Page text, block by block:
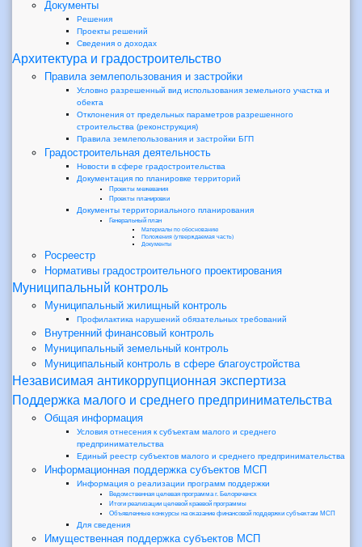
Документы
Решения
Проекты решений
Сведения о доходах
Архитектура и градостроительство
Правила землепользования и застройки
Условно разрешенный вид использования земельного участка и
обекта
Отклонения от предельных параметров разрешенного
строительства (реконструкция)
Правила землепользования и застройки БГП
Градостроительная деятельность
Новости в сфере градостроительства
Документация по планировке территорий
Проекты межевания
Проекты планировки
Документы территориального планирования
Генеральный план
Материалы по обоснованию
Положения (утверждаемая часть)
Документы
Росреестр
Нормативы градостроительного проектирования
Муниципальный контроль
Муниципальный жилищный контроль
Профилактика нарушений обязательных требований
Внутренний финансовый контроль
Муниципальный земельный контроль
Муниципальный контроль в сфере благоустройства
Независимая антикоррупционная экспертиза
Поддержка малого и среднего предпринимательства
Общая информация
Условия отнесения к субъектам малого и среднего
предпринимательства
Единый реестр субъектов малого и среднего предпринимательства
Информационная поддержка субъектов МСП
Информация о реализации программ поддержки
Ведомственная целевая программа г. Белореченск
Итоги реализации целевой краевой программы
Объявленные конкурсы на оказание финансовой поддержки субъектам МСП
Для сведения
Имущественная поддержка субъектов МСП